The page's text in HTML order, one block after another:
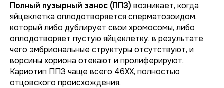
Полный пузырный занос (ППЗ) возникает, когда
яйцеклетка оплодотворяется сперматозоидом,
который либо дублирует свои хромосомы, либо
оплодотворяет пустую яйцеклетку, в результате
чего эмбриональные структуры отсутствуют, и
ворсины хориона отекают и пролиферируют.
Кариотип ППЗ чаще всего 46XX, полностью
отцовского происхождения.